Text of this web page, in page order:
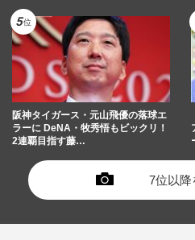
阪神タイガース・元山飛優の落球エ
ラーに DeNA・牧秀悟もビックリ！
2連覇目指す藤…
7位以降